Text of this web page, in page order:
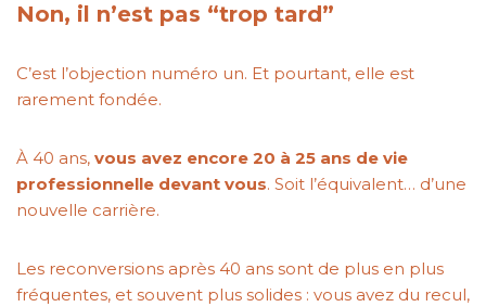
Non, il n’est pas “trop tard”
C’est l’objection numéro un. Et pourtant, elle est
rarement fondée.
À 40 ans, vous avez encore 20 à 25 ans de vie
professionnelle devant vous. Soit l’équivalent… d’une
nouvelle carrière.
Les reconversions après 40 ans sont de plus en plus
fréquentes, et souvent plus solides : vous avez du recul,